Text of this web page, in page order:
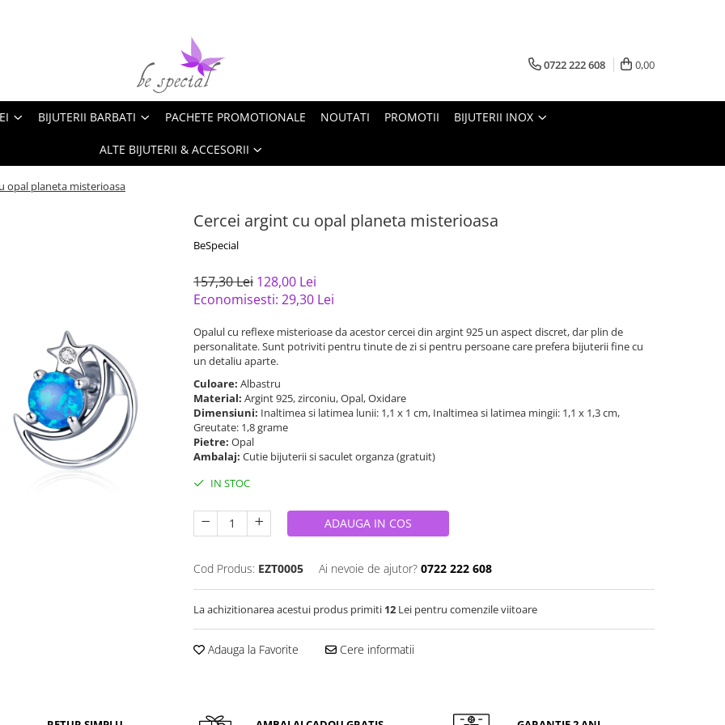
0722 222 608 0,00
BIJUTERII BARBATI PACHETE PROMOTIONALE NOUTATI PROMOTII BIJUTERII INOX
ALTE BIJUTERII & ACCESORII
opal planeta misterioasa
Cercei argint cu opal planeta misterioasa
BeSpecial
157,30 Lei 128,00 Lei
Economisesti: 29,30 Lei
Opalul cu reflexe misterioase da acestor cercei din argint 925 un aspect discret, dar plin de
personalitate. Sunt potriviti pentru tinute de zi si pentru persoane care prefera bijuterii fine cu
un detaliu aparte.
Culoare: Albastru
Material: Argint 925, zirconiu, Opal, Oxidare
Dimensiuni: Inaltimea si latimea lunii: 1,1 x 1 cm, Inaltimea si latimea mingii: 1,1 x 1,3 cm,
Greutate: 1,8 grame
Pietre: Opal
Ambalaj: Cutie bijuterii si saculet organza (gratuit)
IN STOC
ADAUGA IN COS
Cod Produs: EZT0005 Ai nevoie de ajutor? 0722 222 608
La achizitionarea acestui produs primiti 12 Lei pentru comenzile viitoare
Adauga la Favorite Cere informatii